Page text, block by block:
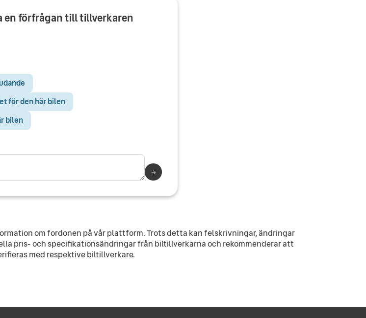
en förfrågan till tillverkaren
för den här bilen
bilen
om fordonen på vår plattform. Trots detta kan felskrivningar, ändringar
pris- och specifikationsändringar från biltillverkarna och rekommenderar att
med respektive biltillverkare.